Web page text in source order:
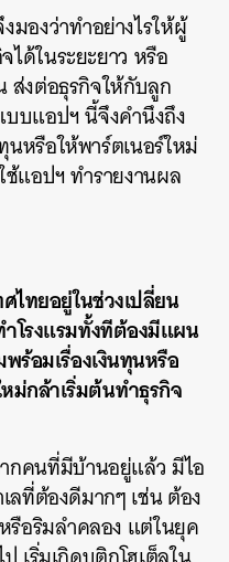
มองว่าทำอย่างไรให้ผู้
ได้ในระยะยาว หรือ
ส่งต่อธุรกิจให้กับลูก
บแอปฯ นี้จึงคำนึงถึง
นหรือให้พาร์ตเนอร์ใหม่
แอปฯ ทำรายงานผล
ไทยอยู่ในช่วงเปลี่ยน
โรงแรมทั้งทีต้องมีแผน
ร้อมเรื่องเงินทุนหรือ
กล้าเริ่มต้นทำธุรกิจ
กคนที่มีบ้านอยู่แล้ว มีไอ
เลที่ต้องดีมากๆ เช่น ต้อง
อริมลำคลอง แต่ในยุค